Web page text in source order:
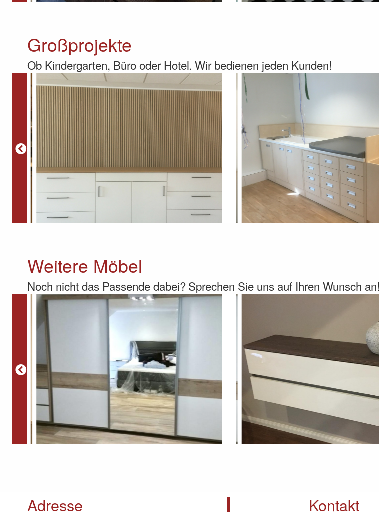
Großprojekte
Ob Kindergarten, Büro oder Hotel. Wir bedienen jeden Kunden!
Weitere Möbel
Noch nicht das Passende dabei? Sprechen Sie uns auf Ihren Wunsch an!
Adresse Kontakt